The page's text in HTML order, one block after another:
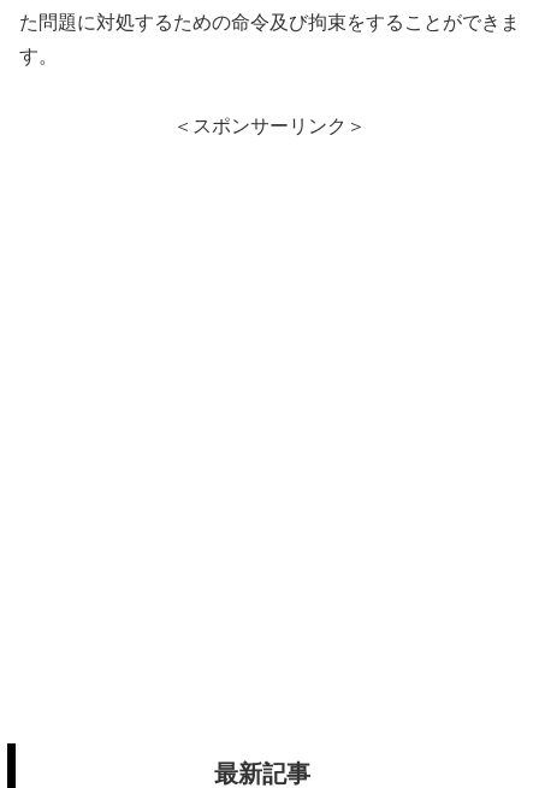
た問題に対処するための命令及び拘束をすることができま
す。
＜スポンサーリンク＞
最新記事